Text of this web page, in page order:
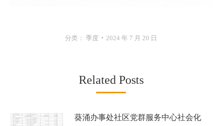
分类： 季度 2024 年 7 月 20 日
Related Posts
葵涌办事处社区党群服务中心社会化